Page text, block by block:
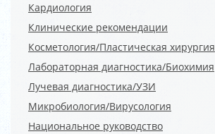
Кардиология
Клинические рекомендации
Косметология/Пластическая хирургия
Лабораторная диагностика/Биохимия
Лучевая диагностика/УЗИ
Микробиология/Вирусология
Национальное руководство